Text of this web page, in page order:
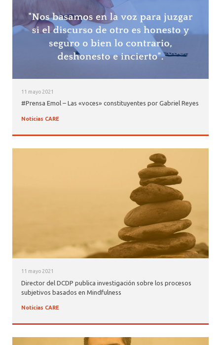
11 mayo 2021
#Prensa Emol – Las «voces» constituyentes por Gabriel Reyes
Noticias CARE
11 mayo 2021
Director del DCDP publica investigación sobre los procesos
subjetivos basados en Mindfulness
Noticias CARE